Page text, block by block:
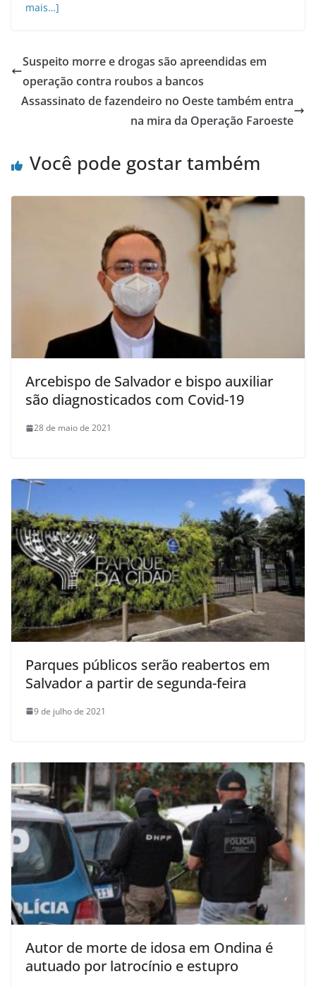
mais…]
Suspeito morre e drogas são apreendidas em
operação contra roubos a bancos
Assassinato de fazendeiro no Oeste também entra
na mira da Operação Faroeste
Você pode gostar também
Arcebispo de Salvador e bispo auxiliar
são diagnosticados com Covid-19
28 de maio de 2021
Parques públicos serão reabertos em
Salvador a partir de segunda-feira
9 de julho de 2021
Autor de morte de idosa em Ondina é
autuado por latrocínio e estupro